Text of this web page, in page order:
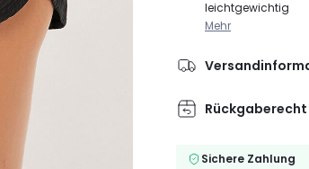
leichtgewichtig
Mehr
Rückgaberecht
Sichere Zahlung